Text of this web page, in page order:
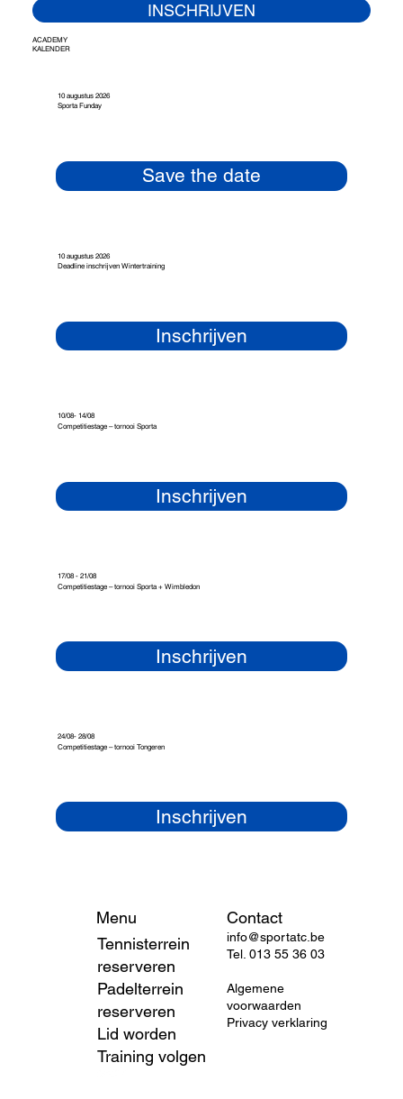
INSCHRIJVEN
ACADEMY
KALENDER
10 augustus 2026
Sporta Funday
Save the date
10 augustus 2026
Deadline inschrijven Wintertraining
Inschrijven
10/08- 14/08
Competitiestage – tornooi Sporta
Inschrijven
17/08 - 21/08
Competitiestage – tornooi Sporta + Wimbledon
Inschrijven
24/08- 28/08
Competitiestage – tornooi Tongeren
Inschrijven
Contact
info@sportatc.be
Tel.013 55 36 03
Algemene
voorwaarden
Privacy verklaring
Menu
Tennisterrein
reserveren
Padelterrein
reserveren
Lid worden
Training volgen